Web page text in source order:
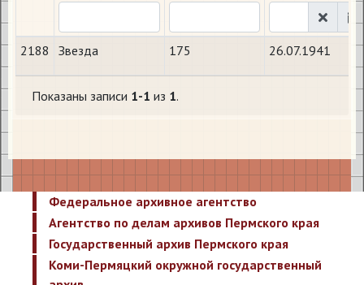
2188 Звезда 175 26.07.1941
Показаны записи 1-1 из 1.
Федеральное архивное агентство
Агентство по делам архивов Пермского края
Государственный архив Пермского края
Коми-Пермяцкий окружной государственный